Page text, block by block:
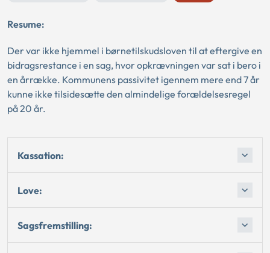
Resume:
Der var ikke hjemmel i børnetilskudsloven til at eftergive en
bidragsrestance i en sag, hvor opkrævningen var sat i bero i
en årrække. Kommunens passivitet igennem mere end 7 år
kunne ikke tilsidesætte den almindelige forældelsesregel
på 20 år.
Kassation:
Love:
Sagsfremstilling: